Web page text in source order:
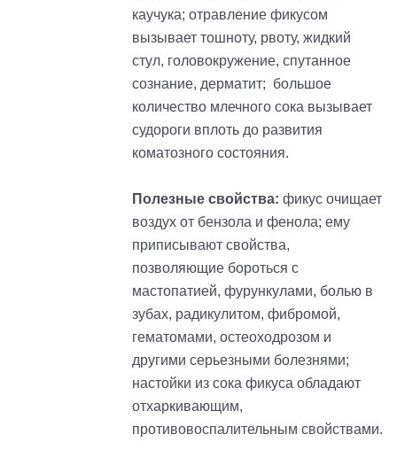
каучука; отравление фикусом
вызывает тошноту, рвоту, жидкий
стул, головокружение, спутанное
сознание, дерматит; большое
количество млечного сока вызывает
судороги вплоть до развития
коматозного состояния.
Полезные свойства: фикус очищает
воздух от бензола и фенола; ему
приписывают свойства,
позволяющие бороться с
мастопатией, фурункулами, болью в
зубах, радикулитом, фибромой,
гематомами, остеоходрозом и
другими серьезными болезнями;
настойки из сока фикуса обладают
отхаркивающим,
противовоспалительным свойствами.